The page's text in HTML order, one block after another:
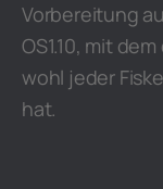
Vorbereitung
OS1.10, mit
wohl jeder
hat.